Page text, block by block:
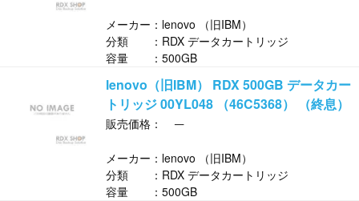
メーカー：lenovo （旧IBM）
分類 ：RDX データカートリッジ
容量 ：500GB
lenovo（旧IBM） RDX 500GB データカー
トリッジ 00YL048 （46C5368） （終息）
販売価格： ─
メーカー：lenovo （旧IBM）
分類 ：RDX データカートリッジ
容量 ：500GB